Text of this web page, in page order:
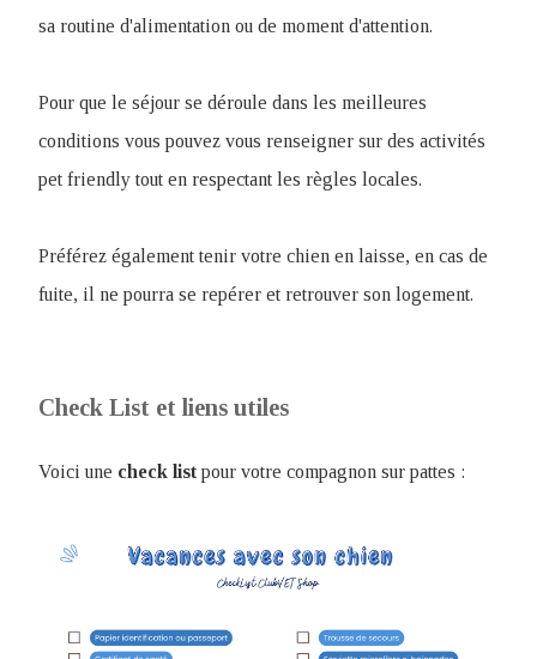
sa routine d'alimentation ou de moment d'attention.
Pour que le séjour se déroule dans les meilleures
conditions vous pouvez vous renseigner sur des activités
pet friendly tout en respectant les règles locales.
Préférez également tenir votre chien en laisse, en cas de
fuite, il ne pourra se repérer et retrouver son logement.
Check List et liens utiles
Voici une check list pour votre compagnon sur pattes :